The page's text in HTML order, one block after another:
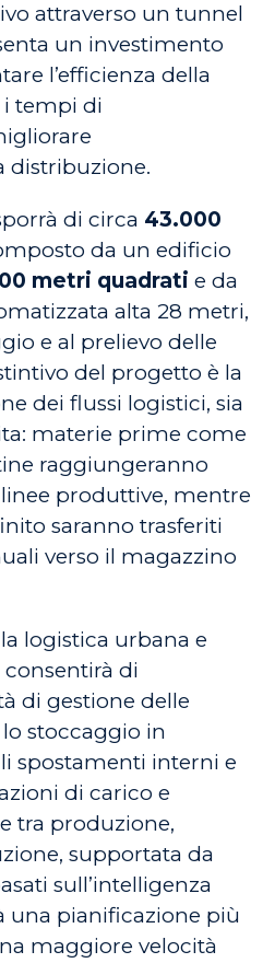
attraverso un tunnel
un investimento
l’efficienza della
tempi di
distribuzione.
di circa 43.000
da un edificio
metri quadrati e da
alta 28 metri,
e al prelievo delle
del progetto è la
dei flussi logistici, sia
materie prime come
raggiungeranno
produttive, mentre
saranno trasferiti
verso il magazzino
logistica urbana e
di
di gestione delle
stoccaggio in
spostamenti interni e
di carico e
tra produzione,
supportata da
sull’intelligenza
una pianificazione più
maggiore velocità